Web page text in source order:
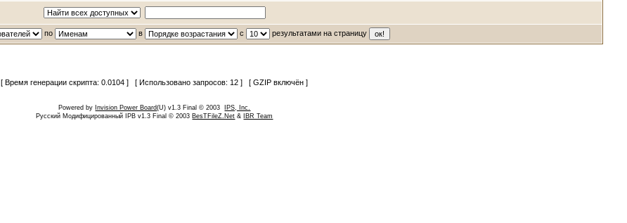
по в с результатами на страницу
[ Время генерации скрипта: 0.0104 ] [ Использовано запросов: 12 ] [ GZIP включён ]
Powered by Invision Power Board(U) v1.3 Final © 2003
IPS, Inc.
Русский Модифицированный IPB v1.3 Final © 2003 BesTFileZ.Net & IBR Team